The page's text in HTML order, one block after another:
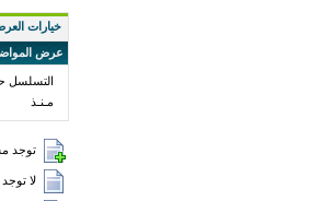
خيارات
عرض المواضيع 1 إلى 40 من إجمالي
مـنـذ
توجد
لا